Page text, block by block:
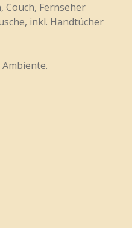
Couch, Fernseher
inkl. Handtücher